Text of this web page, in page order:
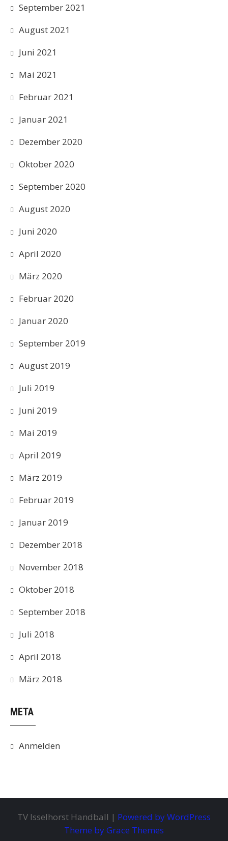
September 2021
August 2021
Juni 2021
Mai 2021
Februar 2021
Januar 2021
Dezember 2020
Oktober 2020
September 2020
August 2020
Juni 2020
April 2020
März 2020
Februar 2020
Januar 2020
September 2019
August 2019
Juli 2019
Juni 2019
Mai 2019
April 2019
März 2019
Februar 2019
Januar 2019
Dezember 2018
November 2018
Oktober 2018
September 2018
Juli 2018
April 2018
März 2018
META
Anmelden
TV Isselhorst Handball | Powered by WordPress
Theme by Grace Themes